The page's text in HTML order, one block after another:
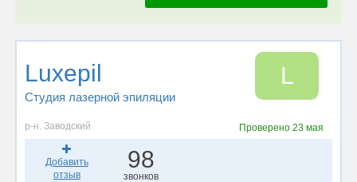
Luxepil
Студия лазерной эпиляции
L
р-н. Заводский Проверено 23 мая
Добавить
отзыв
98
звонков